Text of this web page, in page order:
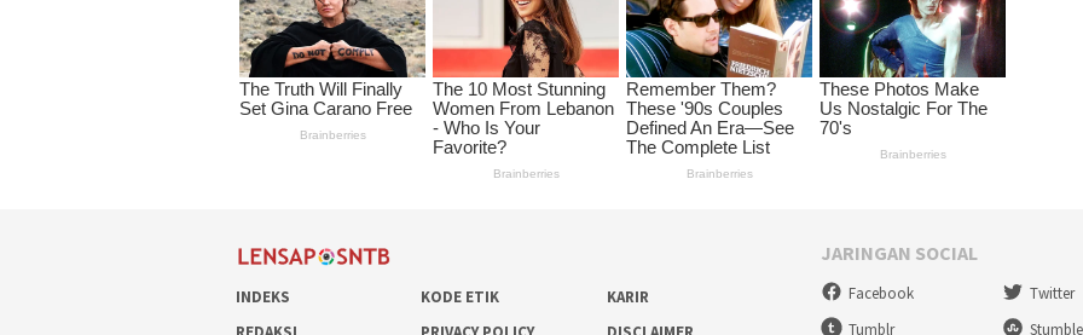
INDEKS KODE ETIK
KARIR
JARINGAN SOCIAL
Facebook Twitter
Tumblr